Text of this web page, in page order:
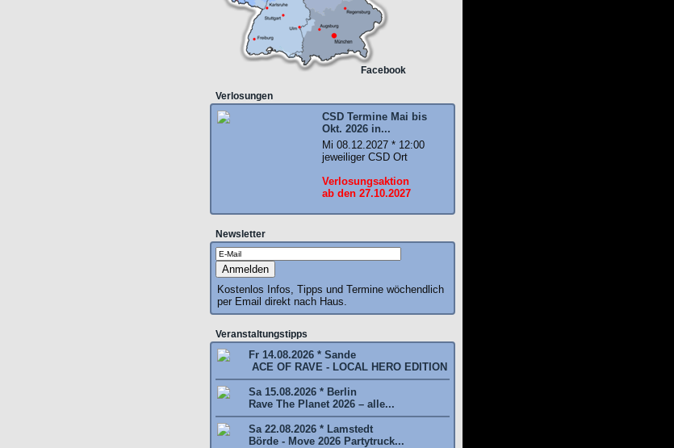
Facebook
Verlosungen
CSD Termine Mai bis
Okt. 2026 in...
Mi 08.12.2027 * 12:00
jeweiliger CSD Ort
Verlosungsaktion
ab den 27.10.2027
Newsletter
Kostenlos Infos, Tipps und Termine wöchendlich
per Email direkt nach Haus.
Veranstaltungstipps
Fr 14.08.2026 * Sande
ACE OF RAVE - LOCAL HERO EDITION
Sa 15.08.2026 * Berlin
Rave The Planet 2026 – alle...
Sa 22.08.2026 * Lamstedt
Börde - Move 2026 Partytruck...